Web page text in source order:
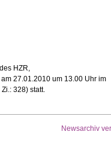
HZR,
27.01.2010 um 13.00 Uhr im
328) statt.
Newsarchiv